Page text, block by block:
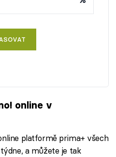
online v
platformě prima+ všech
a můžete je tak